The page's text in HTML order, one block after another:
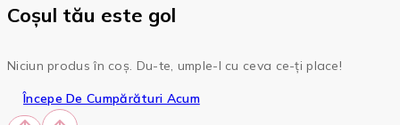
Coșul tău este gol
Niciun produs în coș. Du-te, umple-l cu ceva ce-ți place!
Începe De Cumpărături Acum